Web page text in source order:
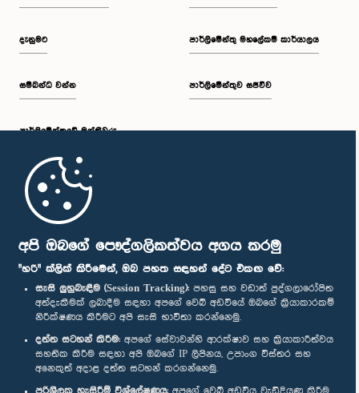
අපි ඔබගේ පෞද්ගලිකත්වය අගය කරමු
"හරි" ක්ලික් කිරීමෙන්, ඔබ පහත සඳහන් දේට එකඟ වේ:
සැසි ලුහුබැඳීම (Session Tracking): පහසු සහ වඩාත් පුද්ගලාරෝපිත
අත්දැකීමක් ලබාදීම සඳහා අපගේ වෙබ් අඩවියේ ඔබගේ ක්‍රියාකාරකම්
නිරීක්ෂණය කිරීමට අපි සැසි භාවිතා කරන්නෙමු.
දත්ත සටහන් කිරීම: අපගේ සේවාවන්හි ආරක්ෂාව සහ ක්‍රියාකාරීත්වය
සහතික කිරීම සඳහා අපි ඔබගේ IP ලිපිනය, උපාංග විස්තර සහ
අනෙකුත් අදාළ දත්ත සටහන් කරගන්නෙමු.
ප.ව. 1:34 - ප.ව. 1:55
ප.ව. 1:55 - ප.ව. 2:06
ප.ව. 2:06 - ප.ව. 2:16
ප.ව. 2:16 - ප.ව. 2:25
ප.ව. 2:25 - ප.ව. 2:35
දැනුමට
සම්බන්ධ වන්න
පාර්ලි‌මේන්තුවේ මන්ත්‍රීවරු
මුල් පිටුව
පාර්ලිමේන්තු මහලේකම් කාර්යාලය
පාර්ලිමේන්තුව සජීවීව
පාර්ලිමේන්තු ජංගම යෙදුම
අප හා සම්බන්ධ වී සිටින්න :
සම්මාන